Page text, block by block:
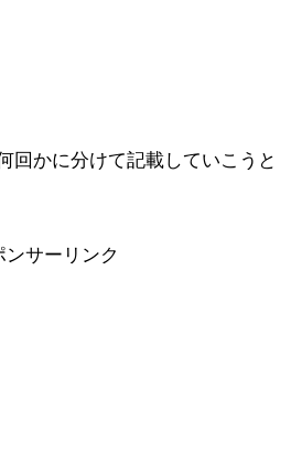
回かに分けて記載していこうと
ンサーリンク